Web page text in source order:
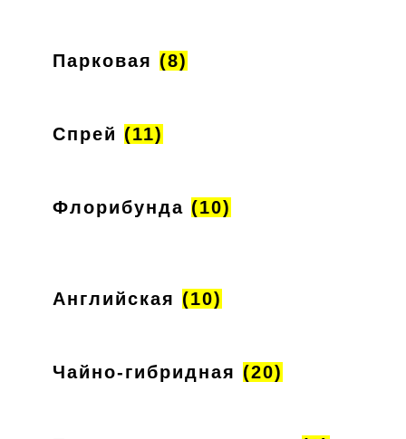
Парковая (8)
Спрей (11)
Флорибунда (10)
Английская (10)
Чайно-гибридная (20)